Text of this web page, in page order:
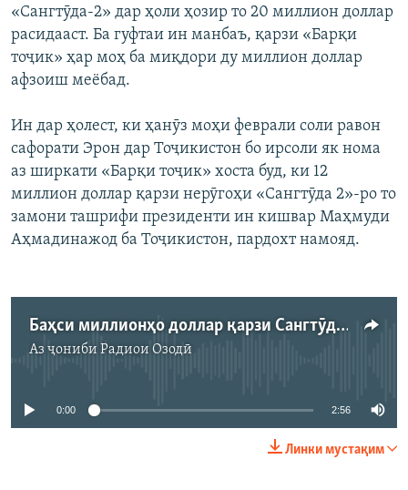
«Сангтӯда-2» дар ҳоли ҳозир то 20 миллион доллар
расидааст. Ба гуфтаи ин манбаъ, қарзи «Барқи
тоҷик» ҳар моҳ ба миқдори ду миллион доллар
афзоиш меёбад.
Ин дар ҳолест, ки ҳанӯз моҳи феврали соли равон
сафорати Эрон дар Тоҷикистон бо ирсоли як нома
аз ширкати «Барқи тоҷик» хоста буд, ки 12
миллион доллар қарзи нерӯгоҳи «Сангтӯда 2»-ро то
замони ташрифи президенти ин кишвар Маҳмуди
Аҳмадинажод ба Тоҷикистон, пардохт намояд.
Баҳси миллионҳо доллар қарзи Сангтӯда-2
Аз ҷониби Радиои Озодӣ
Феълан кор намекунад
0:00 2:56
Линки мустақим